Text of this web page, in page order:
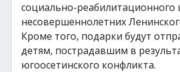
социально-реабилитационного
несовершеннолетних
Кроме того, подарки будут
детям, пострадавшим в
югоосетинского конфликта.